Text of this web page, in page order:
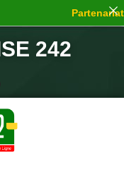
242
Partenariat